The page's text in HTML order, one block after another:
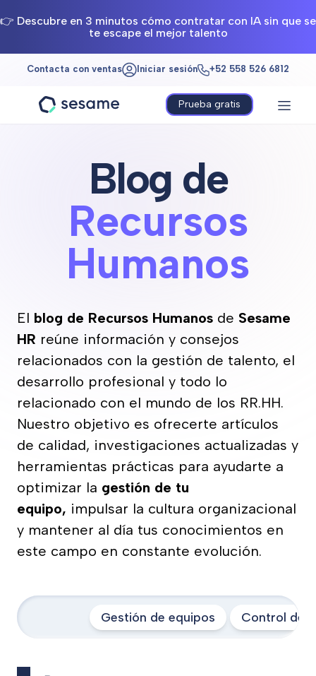
👉 Descubre en 3 minutos cómo contratar con IA sin que se
te escape el mejor talento
Contacta con ventas Iniciar sesión +52 558 526 6812
Prueba gratis
Blog de
Recursos
Humanos
El blog de Recursos Humanos de Sesame
HR reúne información y consejos
relacionados con la gestión de talento, el
desarrollo profesional y todo lo
relacionado con el mundo de los RR.HH.
Nuestro objetivo es ofrecerte artículos
de calidad, investigaciones actualizadas y
herramientas prácticas para ayudarte a
optimizar la gestión de tu
equipo, impulsar la cultura organizacional
y mantener al día tus conocimientos en
este campo en constante evolución.
Gestión de equipos Control de